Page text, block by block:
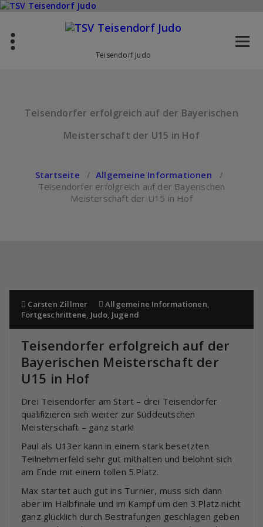
Zum
Teisendorf Judo
Teisendorfer erfolgreich auf der Bayerischen
Meisterschaft der U15 in Hof
Startseite /Allgemeine Informationen /
Teisendorfer erfolgreich auf der Bayerischen
Meisterschaft der U15 in Hof
Carsten Zillmer Allgemeine Informationen,
Fortgeschrittene, Judo, Jugend
Teisendorfer erfolgreich auf der
Bayerischen Meisterschaft der
U15 in Hof
Drei Teisendorfer am Start – drei Teisendorfer
qualifizieren sich weiter zur Süddeutschen
Meisterschaft – ganz stark!
Paul als U13er kann in einem stark besetzten
Teilnehmerfeld sehr gut mithalten und belohnt sich
am Ende mit einem tollen 5.Platz.
Max startet auch gut ins Turnier, muss sich dann
aber im Halbfinale und im Kampf um den 3.Platz nicht
ganz glücklich durch Bestrafungen geschlagen geben